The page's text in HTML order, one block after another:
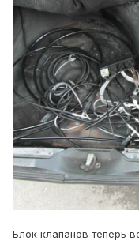
Блок клапанов теперь